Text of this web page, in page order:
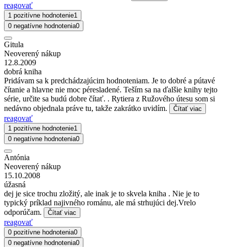
reagovať
1 pozitívne hodnotenie1
0 negatívne hodnotenia0
Gitula
Neoverený nákup
12.8.2009
dobrá kniha
Pridávam sa k predchádzajúcim hodnoteniam. Je to dobré a pútavé
čítanie a hlavne nie moc péresladené. Teším sa na ďalšie knihy tejto
série, určite sa budú dobre čítať. . Rytiera z Ružového útesu som si
nedávno objednala práve tu, takže zakrátko uvidím.
Čítať viac
reagovať
1 pozitívne hodnotenie1
0 negatívne hodnotenia0
Antónia
Neoverený nákup
15.10.2008
úžasná
dej je sice trochu zložitý, ale inak je to skvela kniha . Nie je to
typický príklad najivného románu, ale má strhujúci dej.Vrelo
odporúčam.
Čítať viac
reagovať
0 pozitívne hodnotenia0
0 negatívne hodnotenia0